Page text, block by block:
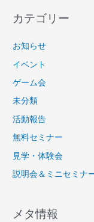
カテゴリー
お知らせ
イベント
ゲーム会
未分類
活動報告
無料セミナー
見学・体験会
説明会＆ミニセミナ
メタ情報